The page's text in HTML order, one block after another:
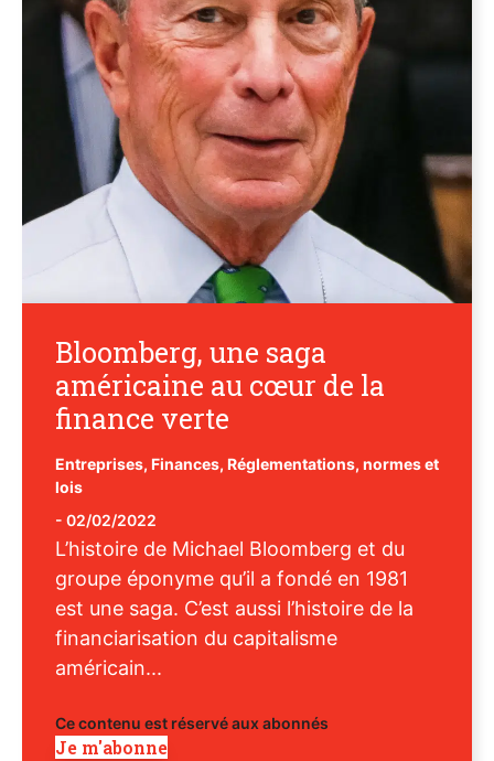
Bloomberg, une saga
américaine au cœur de la
finance verte
Entreprises, Finances, Réglementations, normes et
lois
- 02/02/2022
L’histoire de Michael Bloomberg et du
groupe éponyme qu’il a fondé en 1981
est une saga. C’est aussi l’histoire de la
financiarisation du capitalisme
américain...
Ce contenu est réservé aux abonnés
Je m'abonne